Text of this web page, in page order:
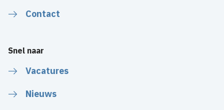
Contact
Snel naar
Vacatures
Nieuws